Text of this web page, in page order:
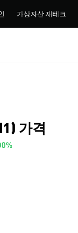
가상자산 재테크
가격